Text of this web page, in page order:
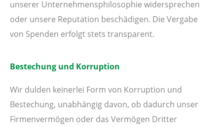
unserer Unternehmensphilosophie widersprechen
oder unsere Reputation beschädigen. Die Vergabe
von Spenden erfolgt stets transparent.
Bestechung und Korruption
Wir dulden keinerlei Form von Korruption und
Bestechung, unabhängig davon, ob dadurch unser
Firmenvermögen oder das Vermögen Dritter